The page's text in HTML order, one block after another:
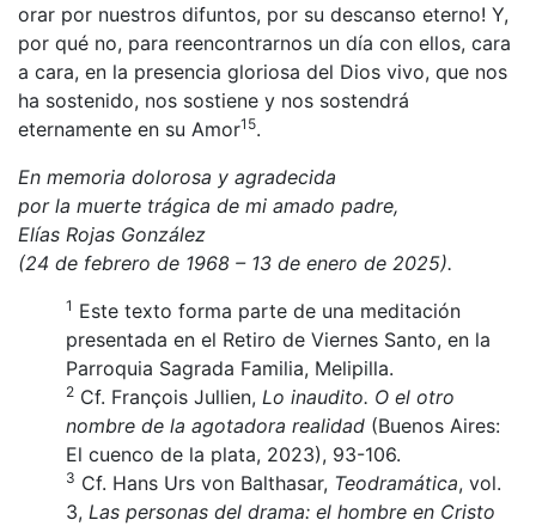
orar por nuestros difuntos, por su descanso eterno! Y,
por qué no, para reencontrarnos un día con ellos, cara
a cara, en la presencia gloriosa del Dios vivo, que nos
ha sostenido, nos sostiene y nos sostendrá
eternamente en su Amor15.
En memoria dolorosa y agradecida
por la muerte trágica de mi amado padre,
Elías Rojas González
(24 de febrero de 1968 – 13 de enero de 2025).
1 Este texto forma parte de una meditación
presentada en el Retiro de Viernes Santo, en la
Parroquia Sagrada Familia, Melipilla.
2 Cf. François Jullien, Lo inaudito. O el otro
nombre de la agotadora realidad (Buenos Aires:
El cuenco de la plata, 2023), 93-106.
3 Cf. Hans Urs von Balthasar, Teodramática, vol.
3, Las personas del drama: el hombre en Cristo